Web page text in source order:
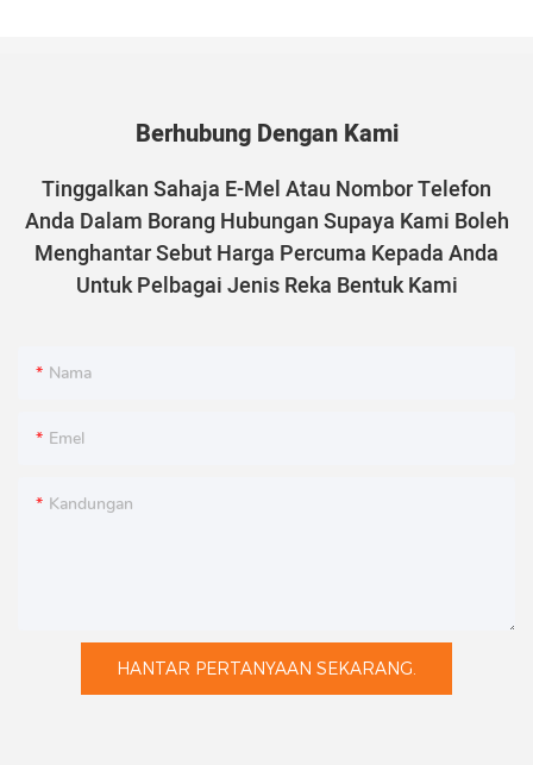
Berhubung Dengan Kami
Tinggalkan Sahaja E-Mel Atau Nombor Telefon
Anda Dalam Borang Hubungan Supaya Kami Boleh
Menghantar Sebut Harga Percuma Kepada Anda
Untuk Pelbagai Jenis Reka Bentuk Kami
Nama
Emel
Kandungan
HANTAR PERTANYAAN SEKARANG.